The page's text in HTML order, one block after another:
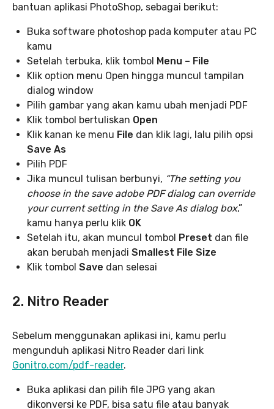
bantuan aplikasi PhotoShop, sebagai berikut:
Buka software photoshop pada komputer atau PC
kamu
Setelah terbuka, klik tombol Menu – File
Klik option menu Open hingga muncul tampilan
dialog window
Pilih gambar yang akan kamu ubah menjadi PDF
Klik tombol bertuliskan Open
Klik kanan ke menu File dan klik lagi, lalu pilih opsi
Save As
Pilih PDF
Jika muncul tulisan berbunyi, “The setting you
choose in the save adobe PDF dialog can override
your current setting in the Save As dialog box,”
kamu hanya perlu klik OK
Setelah itu, akan muncul tombol Preset dan file
akan berubah menjadi Smallest File Size
Klik tombol Save dan selesai
2. Nitro Reader
Sebelum menggunakan aplikasi ini, kamu perlu
mengunduh aplikasi Nitro Reader dari link
Gonitro.com/pdf-reader.
Buka aplikasi dan pilih file JPG yang akan
dikonversi ke PDF, bisa satu file atau banyak